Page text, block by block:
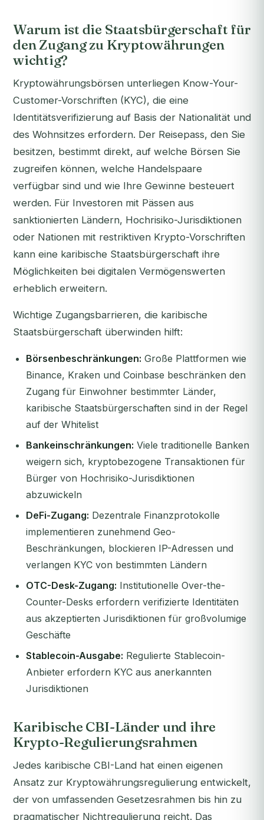
Warum ist die Staatsbürgerschaft für
den Zugang zu Kryptowährungen
wichtig?
Kryptowährungsbörsen unterliegen Know-Your-
Customer-Vorschriften (KYC), die eine
Identitätsverifizierung auf Basis der Nationalität und
des Wohnsitzes erfordern. Der Reisepass, den Sie
besitzen, bestimmt direkt, auf welche Börsen Sie
zugreifen können, welche Handelspaare
verfügbar sind und wie Ihre Gewinne besteuert
werden. Für Investoren mit Pässen aus
sanktionierten Ländern, Hochrisiko-Jurisdiktionen
oder Nationen mit restriktiven Krypto-Vorschriften
kann eine karibische Staatsbürgerschaft ihre
Möglichkeiten bei digitalen Vermögenswerten
erheblich erweitern.
Wichtige Zugangsbarrieren, die karibische
Staatsbürgerschaft überwinden hilft:
Börsenbeschränkungen: Große Plattformen wie
Binance, Kraken und Coinbase beschränken den
Zugang für Einwohner bestimmter Länder,
karibische Staatsbürgerschaften sind in der Regel
auf der Whitelist
Bankeinschränkungen: Viele traditionelle Banken
weigern sich, kryptobezogene Transaktionen für
Bürger von Hochrisiko-Jurisdiktionen
abzuwickeln
DeFi-Zugang: Dezentrale Finanzprotokolle
implementieren zunehmend Geo-
Beschränkungen, blockieren IP-Adressen und
verlangen KYC von bestimmten Ländern
OTC-Desk-Zugang: Institutionelle Over-the-
Counter-Desks erfordern verifizierte Identitäten
aus akzeptierten Jurisdiktionen für großvolumige
Geschäfte
Stablecoin-Ausgabe: Regulierte Stablecoin-
Anbieter erfordern KYC aus anerkannten
Jurisdiktionen
Karibische CBI-Länder und ihre
Krypto-Regulierungsrahmen
Jedes karibische CBI-Land hat einen eigenen
Ansatz zur Kryptowährungsregulierung entwickelt,
der von umfassenden Gesetzesrahmen bis hin zu
pragmatischer Nichtregulierung reicht. Das